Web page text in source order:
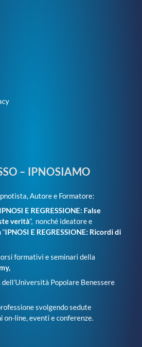
– IPNOSIAMO
Autore e Formatore:
IPNOSI E REGRESSIONE: False
verità“, nonché ideatore e
IPNOSI E REGRESSIONE: Ricordi di
formativi e seminari della
Popolare Benessere
svolgendo sedute
on-line, eventi e conferenze.